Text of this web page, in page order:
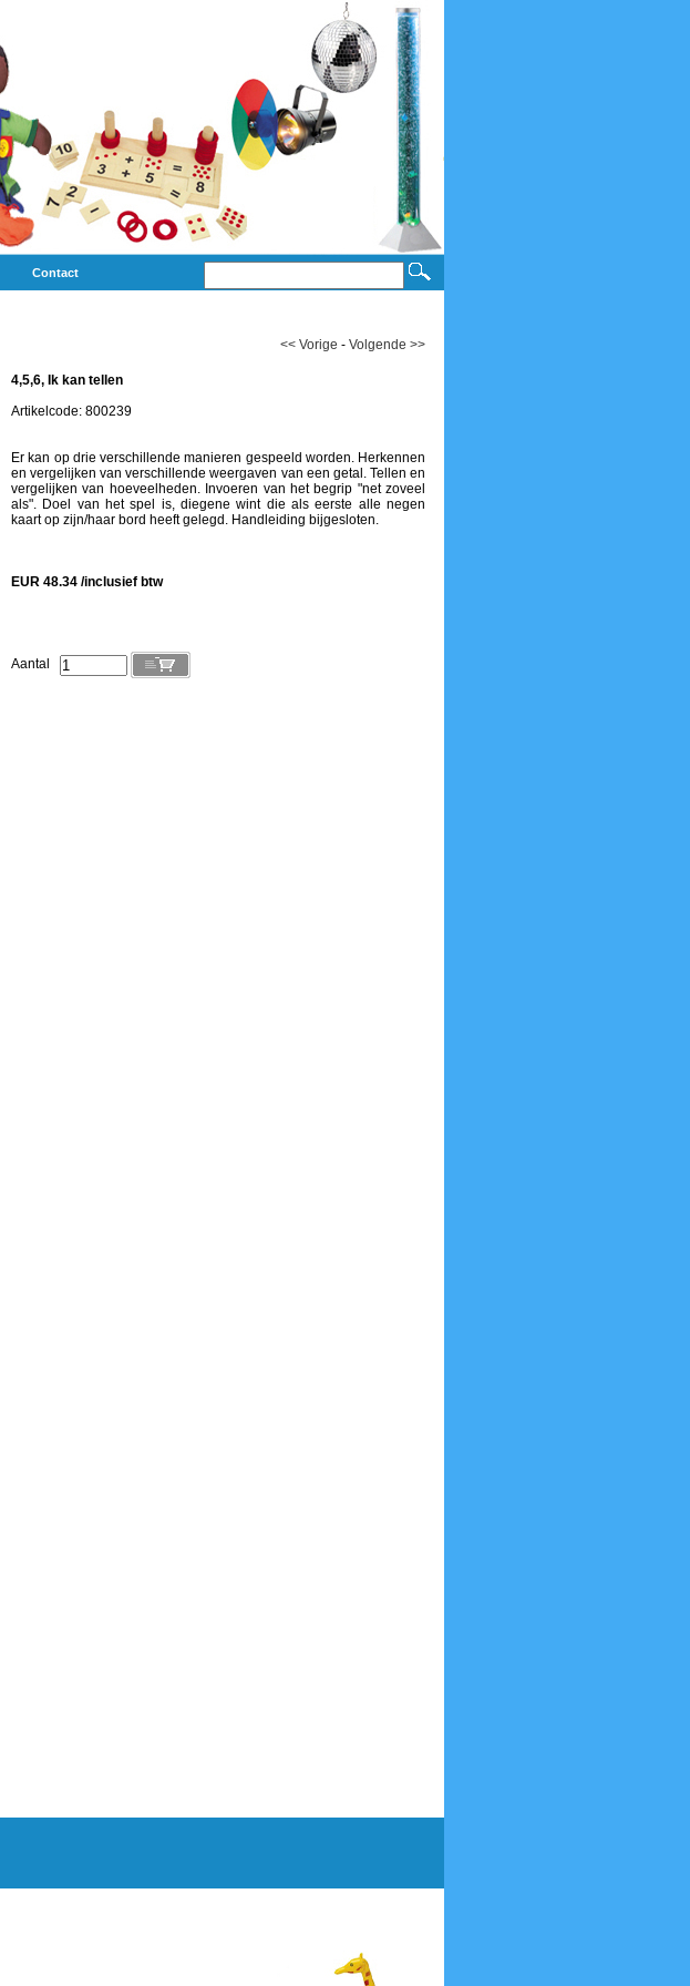
Contact
<< Vorige - Volgende >>
4,5,6, Ik kan tellen
Artikelcode: 800239
Er kan op drie verschillende manieren gespeeld worden. Herkennen
en vergelijken van verschillende weergaven van een getal. Tellen en
vergelijken van hoeveelheden. Invoeren van het begrip "net zoveel
als". Doel van het spel is, diegene wint die als eerste alle negen
kaart op zijn/haar bord heeft gelegd. Handleiding bijgesloten.
EUR 48.34 /inclusief btw
Aantal